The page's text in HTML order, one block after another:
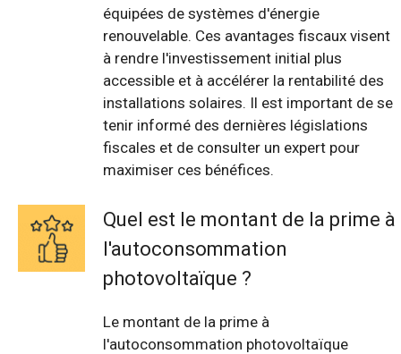
équipées de systèmes d'énergie
renouvelable. Ces avantages fiscaux visent
à rendre l'investissement initial plus
accessible et à accélérer la rentabilité des
installations solaires. Il est important de se
tenir informé des dernières législations
fiscales et de consulter un expert pour
maximiser ces bénéfices.
Quel est le montant de la prime à
l'autoconsommation
photovoltaïque ?
Le montant de la prime à
l'autoconsommation photovoltaïque